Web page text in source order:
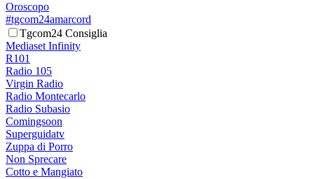
Oroscopo
#tgcom24amarcord
Tgcom24 Consiglia
Mediaset Infinity
R101
Radio 105
Virgin Radio
Radio Montecarlo
Radio Subasio
Comingsoon
Superguidatv
Zuppa di Porro
Non Sprecare
Cotto e Mangiato